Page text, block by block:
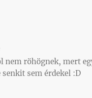
nem röhögnek, mert
sem érdekel :D